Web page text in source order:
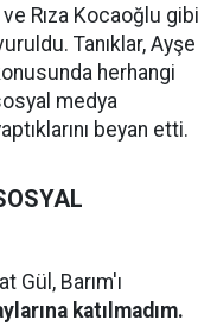
Rıza Kocaoğlu gibi
Tanıklar, Ayşe
herhangi
medya
beyan etti.
Gül, Barım'ı
katılmadım.